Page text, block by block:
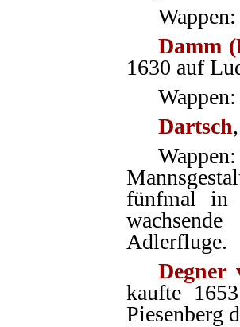
Damm
1630 auf
Dartsch
fünfmal in
Adlerfluge.
Degner
kaufte
Piesenberg